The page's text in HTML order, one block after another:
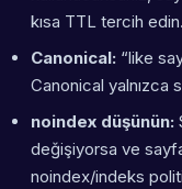
kısa TTL tercih edin.
Canonical: “like
Canonical yalnızca
noindex düşünün:
değişiyorsa ve
noindex/indeks